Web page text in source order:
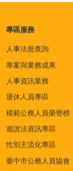
專區服務
人事法規查詢
專案與業務成果
人事資訊業務
退休人員專區
模範公務人員榮譽榜
遊說法資訊專區
性別主流化專區
臺中市公務人員協會